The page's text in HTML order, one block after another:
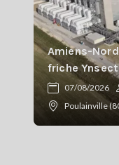
Amiens-
friche
07/08/2026
Poulainville